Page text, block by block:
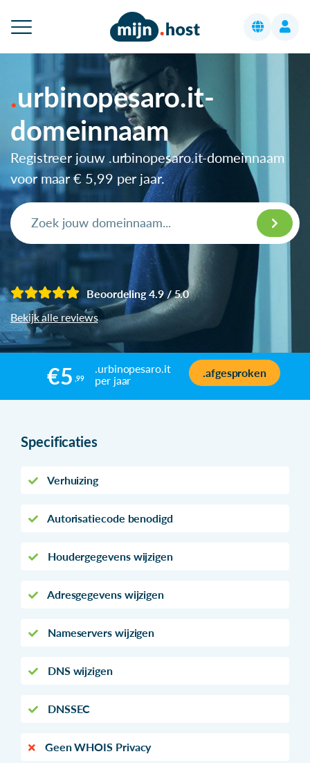
urbinopesaro.it-
domeinnaam
Registreer jouw .urbinopesaro.it-domeinnaam
voor maar€ 5,99 per jaar.
Beoordeling 4.9 / 5.0
Bekijk alle reviews
€5 ,99
.urbinopesaro.it
per jaar
.afgesproken
Specificaties
Verhuizing
Autorisatiecode benodigd
Houdergegevens wijzigen
Adresgegevens wijzigen
Nameservers wijzigen
DNS wijzigen
DNSSEC
Geen WHOIS Privacy